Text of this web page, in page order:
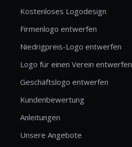
Kostenloses Logodesign
Firmenlogo entwerfen
Niedrigpreis-Logo entwerfen
Logo für einen Verein entwerfen
Geschäftslogo entwerfen
Kundenbewertung
Anleitungen
Unsere Angebote